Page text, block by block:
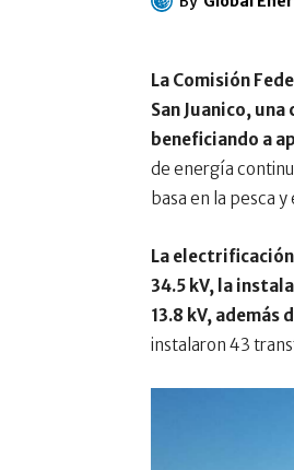
La Comisión
San Juanico,
beneficiando a
de energía
basa en la pesca
La
34.5 kV, la
13.8 kV, además
instalaron 43